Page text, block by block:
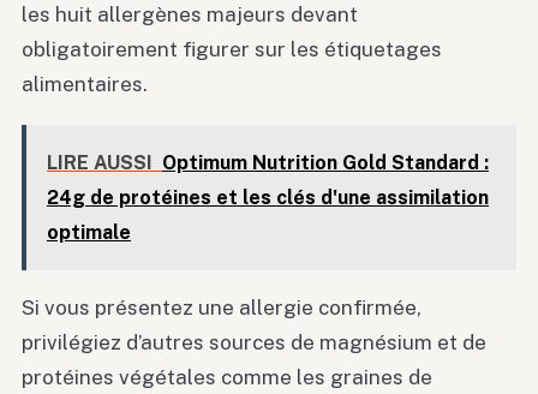
les huit allergènes majeurs devant
obligatoirement figurer sur les étiquetages
alimentaires.
LIRE AUSSI Optimum Nutrition Gold Standard :
24g de protéines et les clés d'une assimilation
optimale
Si vous présentez une allergie confirmée,
privilégiez d’autres sources de magnésium et de
protéines végétales comme les graines de